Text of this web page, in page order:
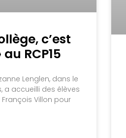
c’est
RCP15
Lenglen, dans le
a accueilli des élèves
Villon pour